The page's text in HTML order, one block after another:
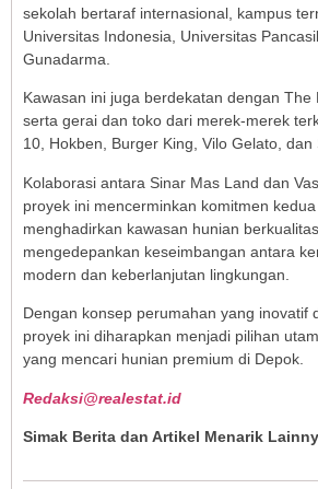
sekolah bertaraf internasional, kampus
Universitas Indonesia, Universitas
Gunadarma.
Kawasan ini juga berdekatan dengan The
serta gerai dan toko dari merek-merek
10, Hokben, Burger King, Vilo Gelato, dan
Kolaborasi antara Sinar Mas Land dan
proyek ini mencerminkan komitmen
menghadirkan kawasan hunian
mengedepankan keseimbangan antara
modern dan keberlanjutan lingkungan.
Dengan konsep perumahan yang inovatif
proyek ini diharapkan menjadi pilihan
yang mencari hunian premium di Depok.
Redaksi@realestat.id
Simak Berita dan Artikel Menarik